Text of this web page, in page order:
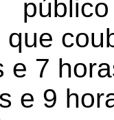
e 7
e 9